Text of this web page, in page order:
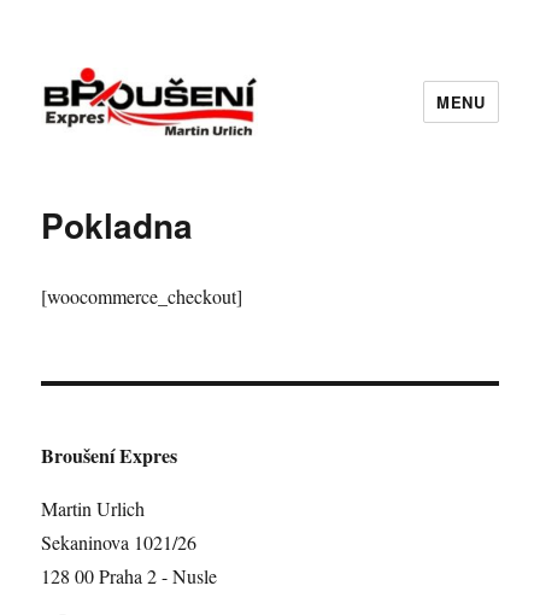
MENU
Pokladna
[woocommerce_checkout]
Broušení Expres
Martin Urlich
Sekaninova 1021/26
128 00 Praha 2 - Nusle